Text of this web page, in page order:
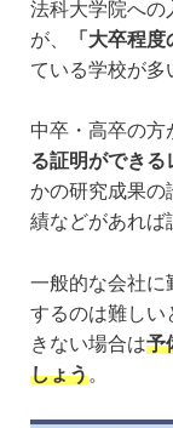
法科大学院への
が、
「大卒程
ている学校が多
中卒・高卒の方
る証明ができる
かの研究成果の
績などがあれば
一般的な会社に
するのは難しい
きない場合は予
しょう。